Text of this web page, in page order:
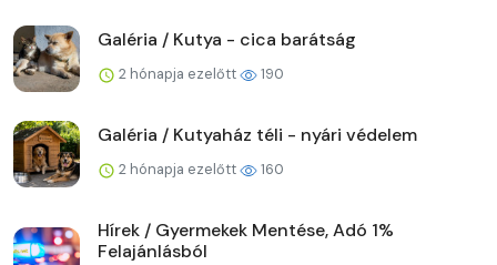
Galéria / Kutya - cica barátság
2 hónapja ezelőtt 190
Galéria / Kutyaház téli - nyári védelem
2 hónapja ezelőtt 160
Hírek / Gyermekek Mentése, Adó 1%
Felajánlásból